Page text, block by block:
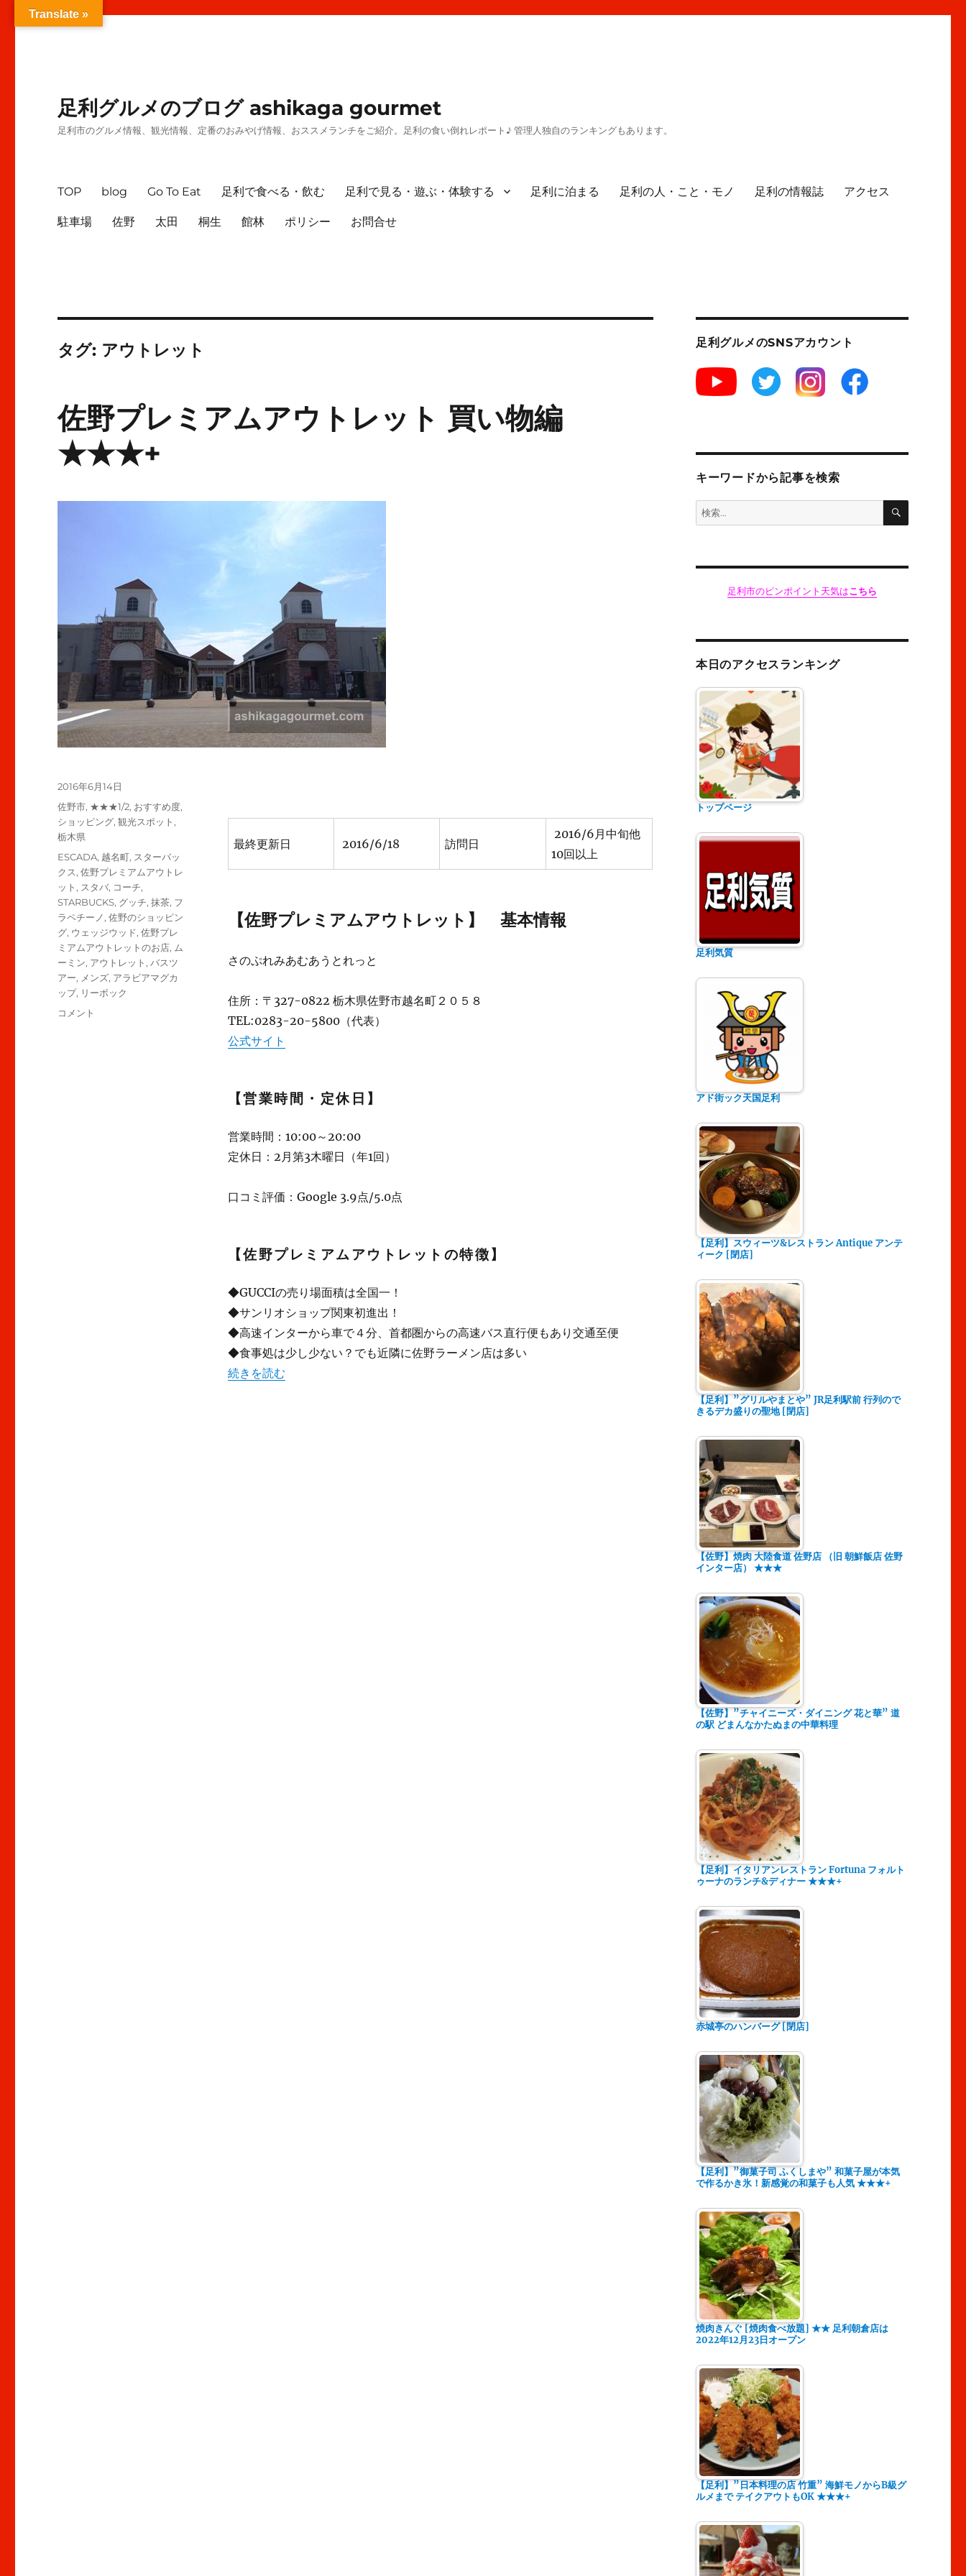
足利グルメのブログ ashikaga gourmet
足利市のグルメ情報、観光情報、定番のおみやげ情報、おススメランチをご紹介。足利の食い倒れレポート♪ 管理人独自のランキングもあります。
TOP blog Go To Eat 足利で食べる・飲む 足利で見る・遊ぶ・体験する 足利に泊まる 足利の人・こと・モノ 足利の情報誌 アクセス
駐車場 佐野 太田 桐生 館林 ポリシー お問合せ
タグ: アウトレット
佐野プレミアムアウトレット 買い物編
★★★+
最終更新日 2016/6/18 訪問日
2016/6月中旬他
10回以上
【佐野プレミアムアウトレット】 基本情報
さのぷれみあむあうとれっと
住所：〒327-0822 栃木県佐野市越名町２０５８
TEL:0283-20-5800（代表）
公式サイト
【営業時間・定休日】
営業時間：10:00～20:00
定休日：2月第3木曜日（年1回）
口コミ評価：Google 3.9点/5.0点
【佐野プレミアムアウトレットの特徴】
◆GUCCIの売り場面積は全国一！
◆サンリオショップ関東初進出！
◆高速インターから車で４分、首都圏からの高速バス直行便もあり交通至便
◆食事処は少し少ない？でも近隣に佐野ラーメン店は多い
“佐野プレミアムアウトレット 買い物編 ★★★+” の
続きを読む
投
稿
2016年6月14日
カ
テ
ゴ
ー
佐野市, ★★★1/2, おすすめ度,
ショッピング,観光スポット ,
栃木県
タ
グ
ESCADA, 越名町, スターバッ
クス,佐野プレミアムアウトレ
ット , スタバ, コーチ,
STARBUCKS, グッチ,抹茶, フ
ラペチーノ,佐野のショッピン
グ, ウェッジウッド,佐野プレ
ミアムアウトレットのお店, ム
ーミン, アウトレット , バスツ
アー, メンズ, アラビアマグカ
ップ, リーボック
佐
コメント
足利グルメのSNSアカウント
キーワードから記事を検索
検
索:
検
足利市のピンポイント天気はこちら
本日のアクセスランキング
トップページ
足利気質
アド街ック天国足利
【足利】スウィーツ&レストラン Antique アンテ
ィーク [閉店]
【足利】”グリルやまとや” JR足利駅前 行列ので
きるデカ盛りの聖地 [閉店]
【佐野】焼肉 大陸食道 佐野店 （旧 朝鮮飯店 佐野
インター店） ★★★
【佐野】”チャイニーズ・ダイニング 花と華” 道
の駅 どまんなかたぬまの中華料理
【足利】イタリアンレストラン Fortuna フォルト
ゥーナのランチ&ディナー ★★★+
赤城亭のハンバーグ [閉店]
【足利】”御菓子司 ふくしまや” 和菓子屋が本気
で作るかき氷！新感覚の和菓子も人気 ★★★+
焼肉きんぐ [焼肉食べ放題] ★★ 足利朝倉店は
2022年12月23日オープン
【足利】”日本料理の店 竹重” 海鮮モノからB級グ
ルメまで テイクアウトもOK ★★★+
Translate »